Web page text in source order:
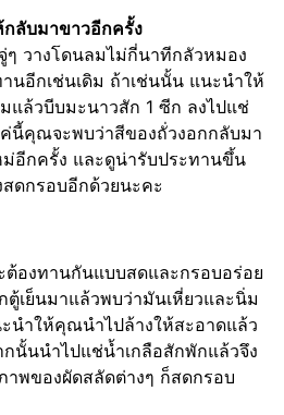
ลับมาขาวอีกครั้ง
ๆ วางโดนลมไม่กี่นาทีกลัวหมอง
นอีกเช่นเดิม ถ้าเช่นนั้น แนะนำให้
แล้วบีบมะนาวสัก 1 ซีก ลงไปแช่
นี้คุณจะพบว่าสีของถั่วงอกกลับมา
อีกครั้ง และดูน่ารับประทานขึ้น
ดกรอบอีกด้วยนะคะ
ต้องทานกันแบบสดและกรอบอร่อย
เย็นมาแล้วพบว่ามันเหี่ยวและนิ่ม
นำให้คุณนำไปล้างให้สะอาดแล้ว
นั้นนำไปแช่น้ำเกลือสักพักแล้วจึง
าพของผัดสลัดต่างๆ ก็สดกรอบ